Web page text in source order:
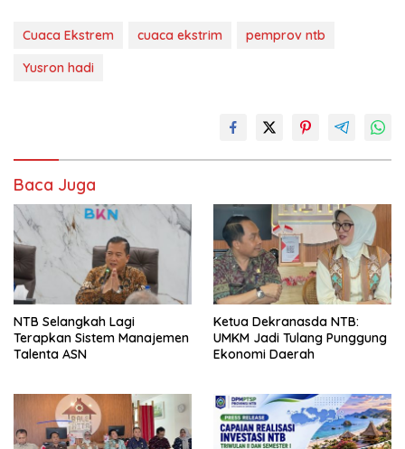
Cuaca Ekstrem cuaca ekstrim
pemprov ntb
Yusron hadi
Baca Juga
NTB Selangkah Lagi
Terapkan Sistem Manajemen
Talenta ASN
Ketua Dekranasda NTB:
UMKM Jadi Tulang Punggung
Ekonomi Daerah